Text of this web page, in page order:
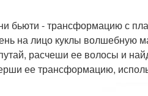
бьюти - трансформацию с
на лицо куклы волшебную
расчеши ее волосы и
ее трансформацию,